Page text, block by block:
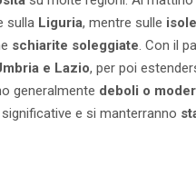
sulla Liguria, mentre sulle
schiarite soleggiate. Con il
e Lazio, per poi
generalmente deboli o
e si manterranno